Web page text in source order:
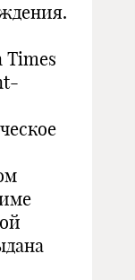
Times